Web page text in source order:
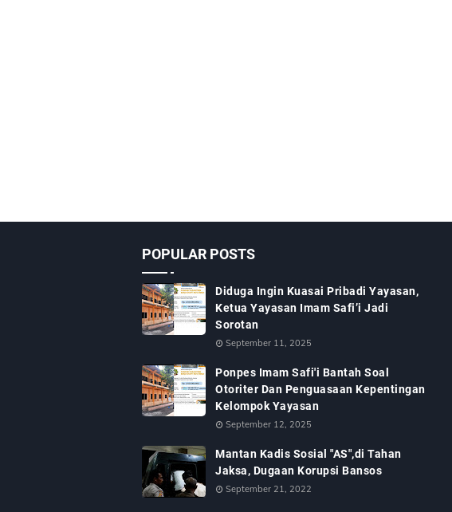
POPULAR POSTS
Diduga Ingin Kuasai Pribadi Yayasan,
Ketua Yayasan Imam Safi’i Jadi
Sorotan
September 11, 2025
Ponpes Imam Safi'i Bantah Soal
Otoriter Dan Penguasaan Kepentingan
Kelompok Yayasan
September 12, 2025
Mantan Kadis Sosial "AS",di Tahan
Jaksa, Dugaan Korupsi Bansos
September 21, 2022